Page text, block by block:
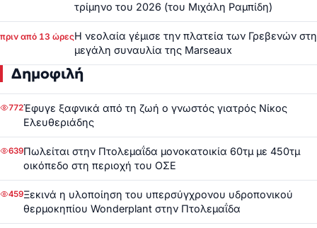
τρίμηνο του 2026 (του Μιχάλη Ραμπίδη)
πριν από 13 ώρεςΗ νεολαία γέμισε την πλατεία των Γρεβενών στη
μεγάλη συναυλία της Marseaux
Δημοφιλή
772Έφυγε ξαφνικά από τη ζωή ο γνωστός γιατρός Νίκος
Ελευθεριάδης
639Πωλείται στην Πτολεμαΐδα μονοκατοικία 60τμ με 450τμ
οικόπεδο στη περιοχή του ΟΣΕ
459Ξεκινά η υλοποίηση του υπερσύγχρονου υδροπονικού
θερμοκηπίου Wonderplant στην Πτολεμαΐδα